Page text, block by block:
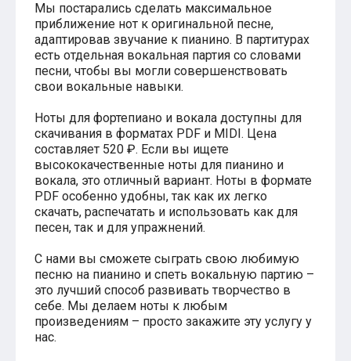
Брат-2
Властелин колец: Братство Кольца
Гордость и предубеждение
Классическая музыка
Времена года - Вивальди
Времена года - Чайковский
Сонаты Бетховена
Ноты для вальса
Из мультфильмов
Король лев
Холодное сердце
Красавица и чудовище
из мультфильмов Disney
Моана (Disney)
Ноты из аниме
Ходячий замок Хаула
Для обучения
1-ой класс обучения
2-ий класс обучения
Для детского сада
Ноты для младшей группы
Мы постарались сделать максимальное
приближение нот к оригинальной песне,
адаптировав звучание к пианино. В партитурах
есть отдельная вокальная партия со словами
песни, чтобы вы могли совершенствовать
свои вокальные навыки.
Ноты для фортепиано и вокала доступны для
скачивания в форматах PDF и MIDI. Цена
составляет 520 ₽. Если вы ищете
высококачественные ноты для пианино и
вокала, это отличный вариант. Ноты в формате
PDF особенно удобны, так как их легко
скачать, распечатать и использовать как для
песен, так и для упражнений.
С нами вы сможете сыграть свою любимую
песню на пианино и спеть вокальную партию –
это лучший способ развивать творчество в
себе. Мы делаем ноты к любым
произведениям – просто закажите эту услугу у
нас.